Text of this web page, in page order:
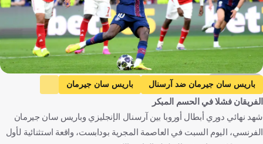
Getty Images
باريس سان جيرمان ضد آرسنال
باريس سان جيرمان
آرسنال
دوري أبطال أوروبا
إسبانيول
ريال مدريد
الدوري الإسباني
أتلتيكو مدريد ضد سيلتا فيجو
أتلتيكو مدريد
الفريقان فشلا في الحسم المبكر
شهد نهائي دوري أبطال أوروبا بين آرسنال الإنجليزي وباريس سان جيرمان
الفرنسي، اليوم السبت في العاصمة المجرية بودابست، واقعة استثنائية لأول